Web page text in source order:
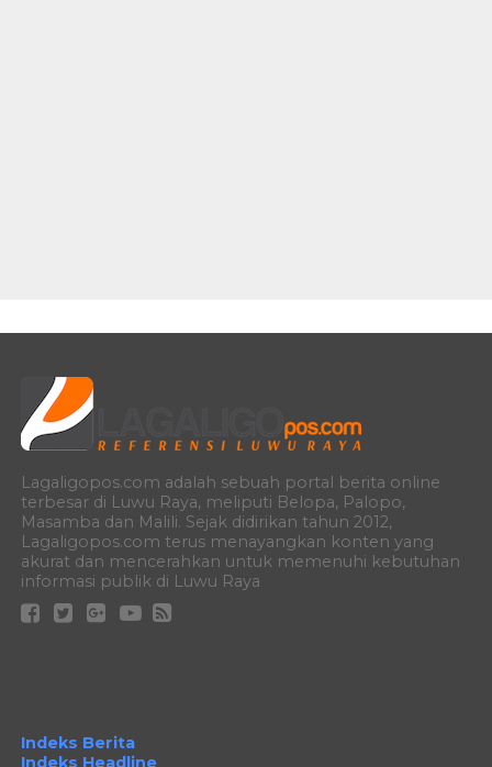
Lagaligopos.com adalah sebuah portal berita online
terbesar di Luwu Raya, meliputi Belopa, Palopo,
Masamba dan Malili. Sejak didirikan tahun 2012,
Lagaligopos.com terus menayangkan konten yang
akurat dan mencerahkan untuk memenuhi kebutuhan
informasi publik di Luwu Raya
Indeks Berita
Indeks Headline